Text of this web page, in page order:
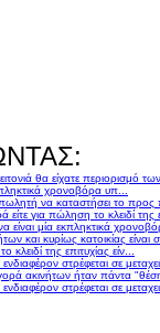
θα είχατε περιορισμό
χρονοβόρα υπ...
πωλητή να καταστήσει το
είτε για πώληση το κλειδί της
είναι μία εκπληκτικά
και κυρίως κατοικίας
της επιτυχίας είν...
στρέφεται σε
ακινήτων ήταν πάντα
στρέφεται σε